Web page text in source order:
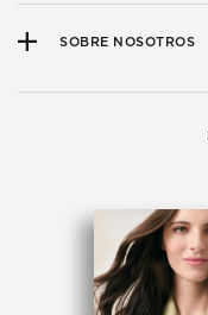
SOBRE NOSOTROS